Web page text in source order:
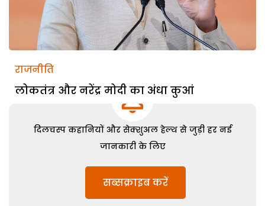
राजनीति
लोकतंत्र और नरेंद्र मोदी का अंधा कुआं
दिलचस्प कहानियों और सेक्शुअल हेल्थ से जुड़ी हर नई
जानकारी के लिए
सब्सक्राइब करें